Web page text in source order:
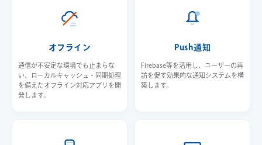
オフライン
通信が不安定な環境でも止まらな
い、ローカルキャッシュ・同期処理
を備えたオフライン対応アプリを開
発します。
Push通知
Firebase等を活用し、ユーザーの再
訪を促す効果的な通知システムを構
築します。